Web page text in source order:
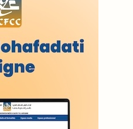
US
L'ODJ
article
TV